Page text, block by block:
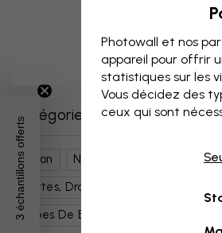
Catégories similaires
Salon Nature
Cartes, Drapeaux Et Lieux
Types De Bâtiments Et Leur
3 échantillons offerts
Photowall et nos
appareil pour offrir
statistiques sur les
Vous décidez des
ceux qui sont